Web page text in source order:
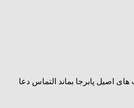
اصیل پابرجا بماند التماس دعا